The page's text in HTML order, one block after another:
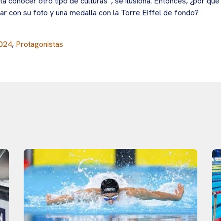
con su foto y una medalla con la Torre Eiffel de fondo?
, Protagonistas